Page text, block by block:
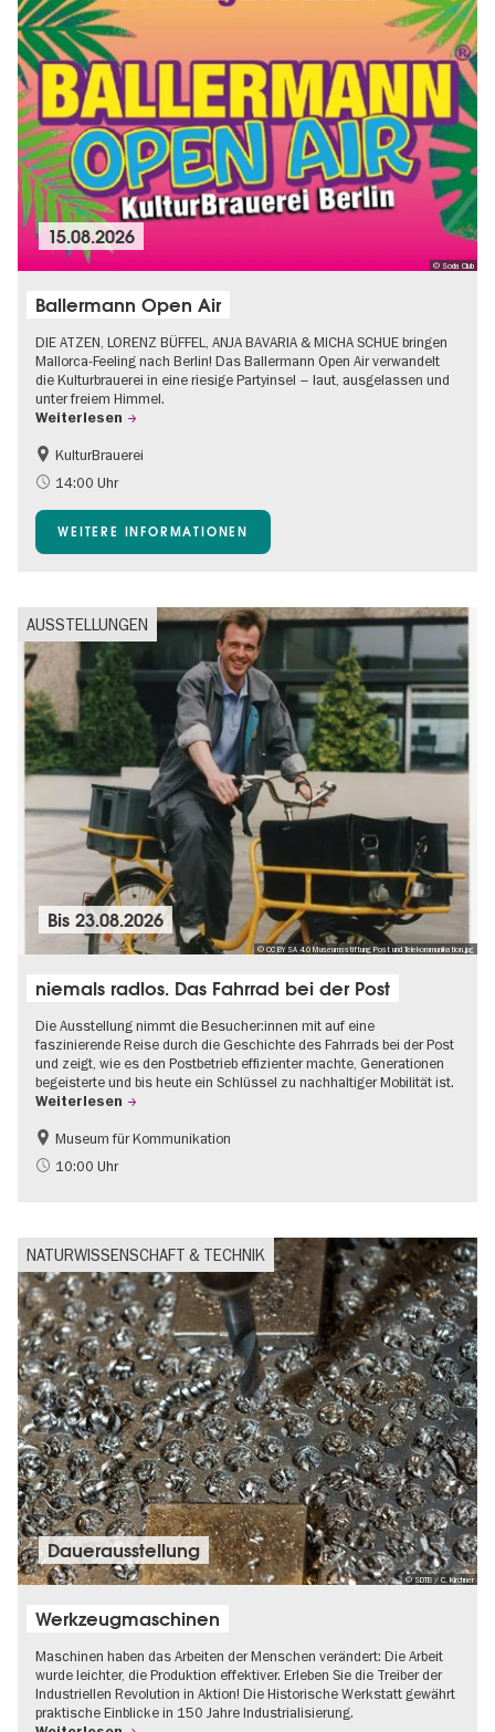
© Soda Club
15.08.2026
Ballermann Open Air
DIE ATZEN, LORENZ BÜFFEL, ANJA BAVARIA & MICHA SCHUE bringen
Mallorca-Feeling nach Berlin! Das Ballermann Open Air verwandelt
die Kulturbrauerei in eine riesige Partyinsel – laut, ausgelassen und
unter freiem Himmel.
Weiterlesen
Barrierefrei
Going local Berlin
Open Air
KulturBrauerei
14:00 Uhr
WEITERE INFORMATIONEN
AUSSTELLUNGEN
© CC BY SA 4.0 Museumsstiftung Post und Telekommunikation.jpg
Bis23.08.2026
niemals radlos. Das Fahrrad bei der Post
Die Ausstellung nimmt die Besucher:innen mit auf eine
faszinierende Reise durch die Geschichte des Fahrrads bei der Post
und zeigt, wie es den Postbetrieb effizienter machte, Generationen
begeisterte und bis heute ein Schlüssel zu nachhaltiger Mobilität ist.
Weiterlesen
Geschichte
Nachhaltigkeit
Museum für Kommunikation
10:00 Uhr
NATURWISSENSCHAFT & TECHNIK
© SDTB / C. Kirchner
Dauer­aus­stel­lung
Werkzeugmaschinen
Maschinen haben das Arbeiten der Menschen verändert: Die Arbeit
wurde leichter, die Produktion effektiver. Erleben Sie die Treiber der
Industriellen Revolution in Aktion! Die Historische Werkstatt gewährt
praktische Einblicke in 150 Jahre Industrialisierung.